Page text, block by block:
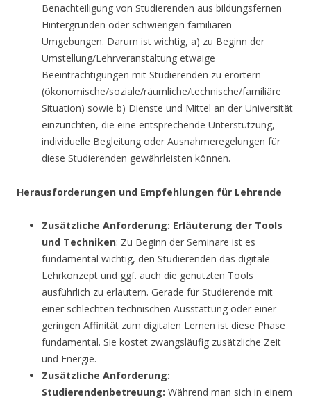
Benachteiligung von Studierenden aus bildungsfernen
Hintergründen oder schwierigen familiären
Umgebungen. Darum ist wichtig, a) zu Beginn der
Umstellung/Lehrveranstaltung etwaige
Beeinträchtigungen mit Studierenden zu erörtern
(ökonomische/soziale/räumliche/technische/familiäre
Situation) sowie b) Dienste und Mittel an der Universität
einzurichten, die eine entsprechende Unterstützung,
individuelle Begleitung oder Ausnahmeregelungen für
diese Studierenden gewährleisten können.
Herausforderungen und Empfehlungen für Lehrende
Zusätzliche Anforderung: Erläuterung der Tools
und Techniken: Zu Beginn der Seminare ist es
fundamental wichtig, den Studierenden das digitale
Lehrkonzept und ggf. auch die genutzten Tools
ausführlich zu erläutern. Gerade für Studierende mit
einer schlechten technischen Ausstattung oder einer
geringen Affinität zum digitalen Lernen ist diese Phase
fundamental. Sie kostet zwangsläufig zusätzliche Zeit
und Energie.
Zusätzliche Anforderung:
Studierendenbetreuung: Während man sich in einem